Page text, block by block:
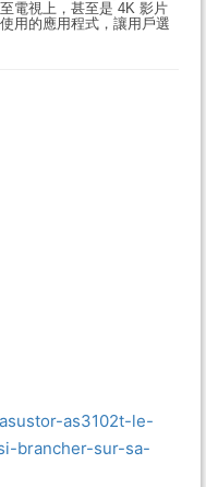
電視上，甚至是 4K 影片
用的應用程式，讓用戶選
as3102t-le-
brancher-sur-sa-